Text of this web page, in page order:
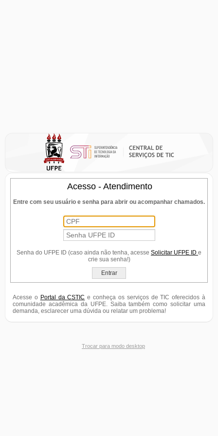
Acesso - Atendimento
Entre com seu usuário e senha para abrir ou acompanhar chamados.
Senha do UFPE ID (caso ainda não tenha, acesse Solicitar UFPE ID e
crie sua senha!)
Entrar
Acesse o Portal da CSTIC e conheça os serviços de TIC oferecidos à
comunidade acadêmica da UFPE. Saiba também como solicitar uma
demanda, esclarecer uma dúvida ou relatar um problema!
Trocar para modo desktop